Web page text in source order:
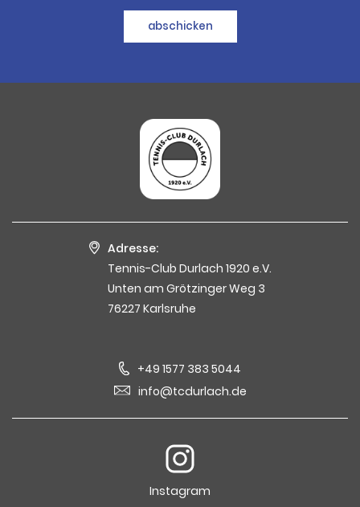
abschicken
Adresse:
Tennis-Club Durlach 1920 e.V.
Unten am Grötzinger Weg 3
76227 Karlsruhe
+49 1577 383 5044
info@tcdurlach.de
Instagram